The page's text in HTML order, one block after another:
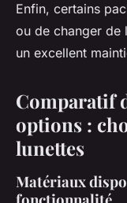
Enfin, certains
ou de changer de
un excellent
Comparatif
options :
lunettes
Matériaux